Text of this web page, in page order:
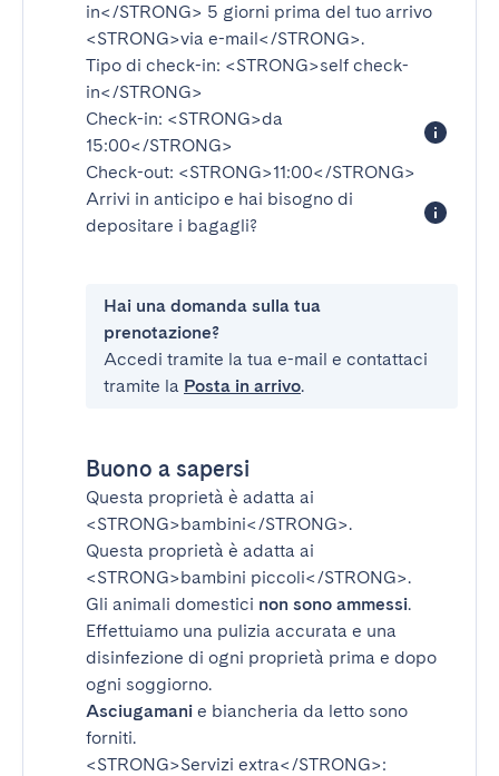
in</STRONG> 5 giorni prima del tuo arrivo
<STRONG>via e-mail</STRONG>.
Tipo di check-in: <STRONG>self check-
in</STRONG>
Check-in: <STRONG>da
15:00</STRONG>
Check-out: <STRONG>11:00</STRONG>
Arrivi in anticipo e hai bisogno di
depositare i bagagli?
Hai una domanda sulla tua
prenotazione?
Accedi tramite la tua e-mail e contattaci
tramite la Posta in arrivo.
Buono a sapersi
Questa proprietà è adatta ai
<STRONG>bambini</STRONG>.
Questa proprietà è adatta ai
<STRONG>bambini piccoli</STRONG>.
Gli animali domestici non sono ammessi.
Effettuiamo una pulizia accurata e una
disinfezione di ogni proprietà prima e dopo
ogni soggiorno.
Asciugamani e biancheria da letto sono
forniti.
<STRONG>Servizi extra</STRONG>: